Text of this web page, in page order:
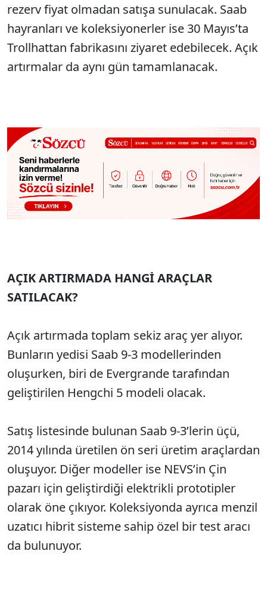
rezerv fiyat olmadan satışa sunulacak. Saab
hayranları ve koleksiyonerler ise 30 Mayıs’ta
Trollhattan fabrikasını ziyaret edebilecek. Açık
artırmalar da aynı gün tamamlanacak.
AÇIK ARTIRMADA HANGİ ARAÇLAR
SATILACAK?
Açık artırmada toplam sekiz araç yer alıyor.
Bunların yedisi Saab 9-3 modellerinden
oluşurken, biri de Evergrande tarafından
geliştirilen Hengchi 5 modeli olacak.
Satış listesinde bulunan Saab 9-3’lerin üçü,
2014 yılında üretilen ön seri üretim araçlardan
oluşuyor. Diğer modeller ise NEVS’in Çin
pazarı için geliştirdiği elektrikli prototipler
olarak öne çıkıyor. Koleksiyonda ayrıca menzil
uzatıcı hibrit sisteme sahip özel bir test aracı
da bulunuyor.